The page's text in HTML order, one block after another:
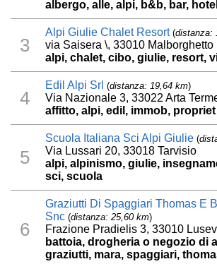
albergo, alle, alpi, b&b, bar,
3
Alpi Giulie Chalet Resort(distanza:
via Saisera \, 33010 Malborghetto
alpi, chalet, cibo, giulie, resort,
4
Edil Alpi Srl (distanza: 19,64 km)
Via Nazionale 3, 33022 Arta
affitto, alpi, edil, immob, propriet
5
Scuola Italiana Sci Alpi Giulie (
Via Lussari 20, 33018 Tarvisio
alpi, alpinismo, giulie,
sci, scuola
6
Graziutti Di Spaggiari Thomas E
Snc (distanza: 25,60 km)
Frazione Pradielis 3, 33010
battoia, drogheria o negozio di
graziutti, mara, spaggiari,